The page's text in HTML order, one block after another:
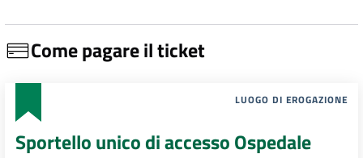
Come pagare il ticket
LUOGO DI EROGAZIONE
Sportello unico di accesso Ospedale